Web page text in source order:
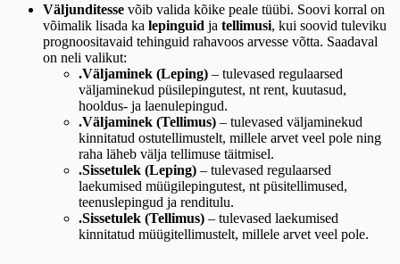
Väljunditesse võib valida kõike peale tüübi. Soovi korral on
võimalik lisada ka lepinguid ja tellimusi, kui soovid tuleviku
prognoositavaid tehinguid rahavoos arvesse võtta. Saadaval
on neli valikut:
.Väljaminek (Leping) – tulevased regulaarsed
väljaminekud püsilepingutest, nt rent, kuutasud,
hooldus- ja laenulepingud.
.Väljaminek (Tellimus) – tulevased väljaminekud
kinnitatud ostutellimustelt, millele arvet veel pole ning
raha läheb välja tellimuse täitmisel.
.Sissetulek (Leping) – tulevased regulaarsed
laekumised müügilepingutest, nt püsitellimused,
teenuslepingud ja renditulu.
.Sissetulek (Tellimus) – tulevased laekumised
kinnitatud müügitellimustelt, millele arvet veel pole.